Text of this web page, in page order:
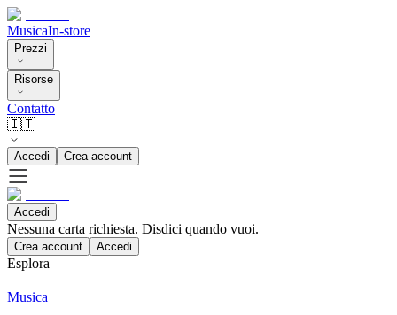
MusicaIn-store
Prezzi
Risorse
Contatto
🇮🇹
Accedi Crea account
Accedi
Nessuna carta richiesta. Disdici quando vuoi.
Crea account Accedi
Esplora
Musica